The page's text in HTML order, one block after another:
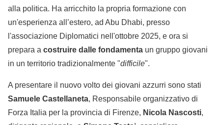
alla politica. Ha arricchito la propria formazione con
un'esperienza all’estero, ad Abu Dhabi, presso
l'associazione Diplomatici nell'ottobre 2025, e ora si
prepara a costruire dalle fondamenta un gruppo giovani
in un territorio tradizionalmente "difficile".
A presentare il nuovo volto dei giovani azzurri sono stati
Samuele Castellaneta, Responsabile organizzativo di
Forza Italia per la provincia di Firenze, Nicola Nascosti,